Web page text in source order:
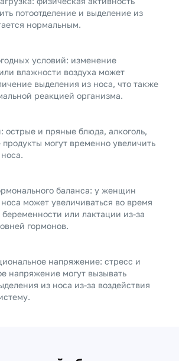
потоотделение и выделение из
нормальным.
условий: изменение
влажности воздуха может
выделения из носа, что также
реакцией организма.
острые и пряные блюда, алкоголь,
продукты могут временно увеличить
баланса: у женщин
может увеличиваться во время
или лактации из-за
гормонов.
напряжение: стресс и
напряжение могут вызывать
из носа из-за воздействия